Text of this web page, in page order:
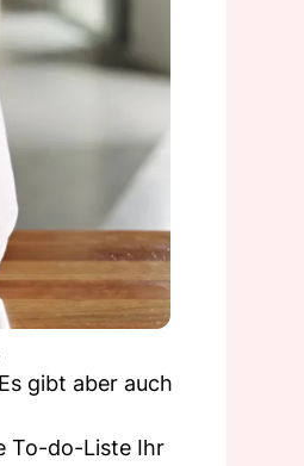
gibt aber auch
To-do-Liste Ihr